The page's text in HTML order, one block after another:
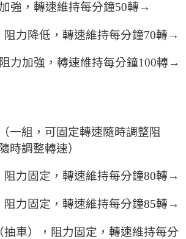
強，轉速維持每分鐘50轉→
阻力降低，轉速維持每分鐘70轉→
力加強，轉速維持每分鐘100轉→
（一組，可固定轉速隨時調整阻
時調整轉速）
阻力固定，轉速維持每分鐘80轉→
阻力固定，轉速維持每分鐘85轉→
抽車），阻力固定，轉速維持每分